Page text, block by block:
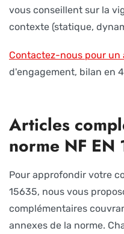
vous conseillent sur la
contexte (statique,
Contactez-nous pour
d'engagement, bilan en
Articles
norme NF EN
Pour approfondir votre
15635, nous vous
complémentaires
annexes de la norme.